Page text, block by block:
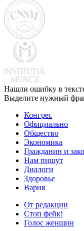
Нашли ошибку в
Выделите нужный
Конгрес
Официально
Общество
Экономика
Гражданин и
Нам пишут
Диалоги
Здоровье
Вария
От редакции
Стоп фейк!
Голос женщин